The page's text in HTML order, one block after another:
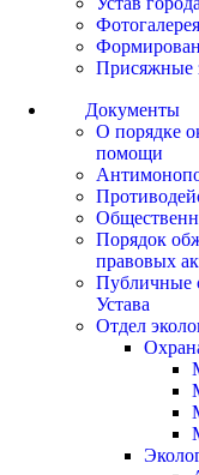
Фотогалерея
Присяжные
Документы
О порядке
помощи
Порядок
правовых
Публичные
Устава
Отдел